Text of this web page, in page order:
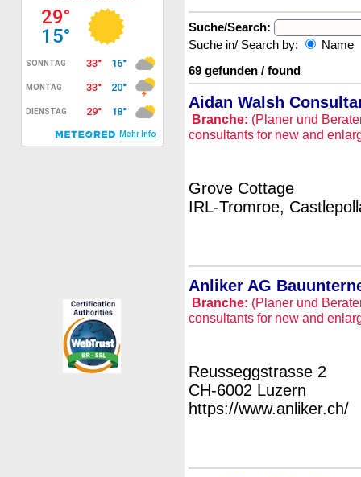
Suche/Search:
Suche in/ Search by:
Name
69 gefunden / found
Aidan Walsh
Branche: (Planer und
consultants for new and
Grove Cottage
IRL-Tromroe,
Anliker AG
Branche: (Planer und
consultants for new and
Reusseggstrasse 2
CH-6002 Luzern
https://www.anliker.ch/